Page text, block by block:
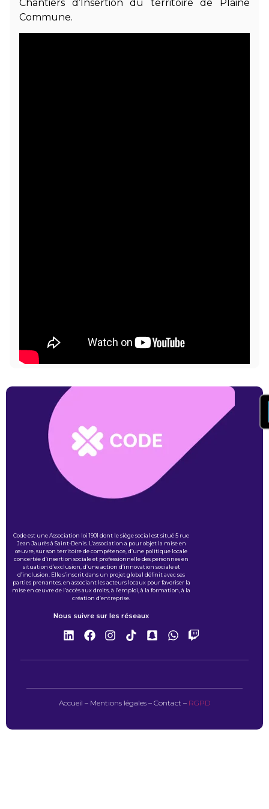
Chantiers d’Insertion du territoire de Plaine
Commune.
Code est une Association loi 1901 dont le siège social est situé 5 rue
Jean Jaurès à Saint-Denis. L’association a pour objet la mise en
œuvre, sur son territoire de compétence, d’une politique locale
concertée d’insertion sociale et professionnelle des personnes en
situation d’exclusion, d’une action d’innovation sociale et
d’inclusion. Elle s’inscrit dans un projet global définit avec ses
parties prenantes, en associant les acteurs locaux pour favoriser la
mise en œuvre de l’accès aux droits, à l’emploi, à la formation, à la
création d’entreprise.
Nous suivre sur les réseaux
Accueil – Mentions légales – Contact – RGPD